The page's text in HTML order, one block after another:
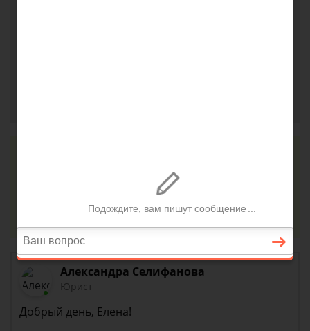
Ответ на сайте в течении 15 минут
Задать вопрос
Александра Селифанова
Юрист
Добрый день, Елена!